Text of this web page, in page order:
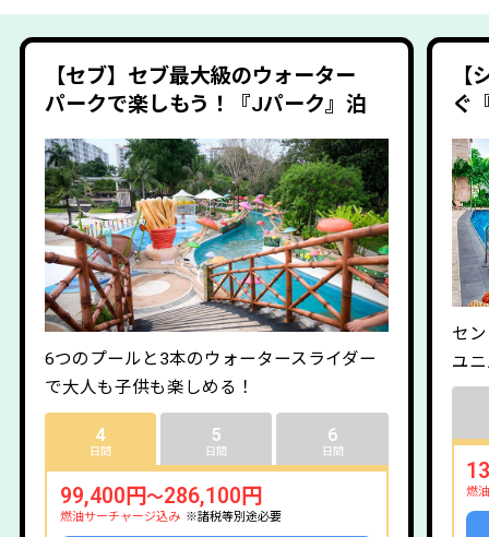
【セブ】セブ最大級のウォーター
パークで楽しもう！『Jパーク』泊
6つのプールと3本のウォータースライダー
で大人も子供も楽しめる！
4
日間
5
日間
6
日間
99,400円 ～286,100円
燃油サーチャージ込み ※諸税等別途必要
【
ぐ
セ
ユ
燃